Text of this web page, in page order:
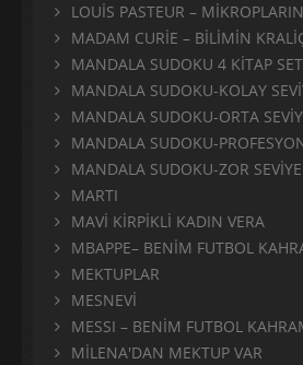
LOUİS PASTEUR –
MADAM CURİE – BİLİMİN
MANDALA SUDOKU 4 KİTAP SET
MANDALA SUDOKU-KOLAY
MANDALA SUDOKU-ORTA
MANDALA SUDOKU-
MANDALA SUDOKU-ZOR SEVİYE
MARTI
MAVİ KİRPİKLİ KADIN VERA
MBAPPE– BENİM FUTBOL
MEKTUPLAR
MESNEVİ
MESSI – BENİM FUTBOL
MİLENA'DAN MEKTUP VAR